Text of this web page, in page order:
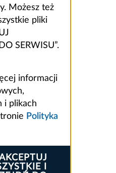
Możesz też
pliki
SERWISU”.
informacji
i plikach
Polityka
I